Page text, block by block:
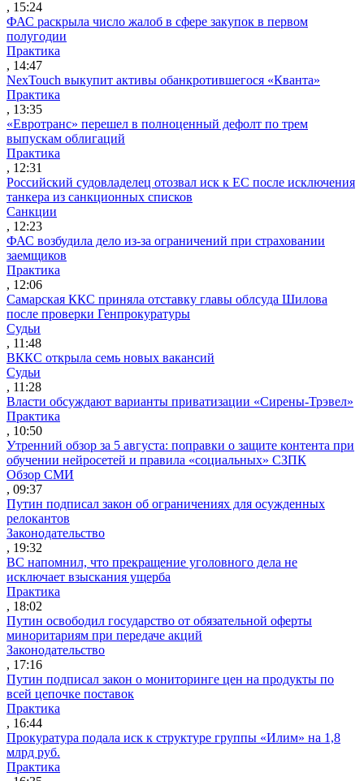
, 15:24
ФАС раскрыла число жалоб в сфере закупок в первом
полугодии
Практика
, 14:47
NexTouch выкупит активы обанкротившегося «Кванта»
Практика
, 13:35
«Евротранс» перешел в полноценный дефолт по трем
выпускам облигаций
Практика
, 12:31
Российский судовладелец отозвал иск к ЕС после исключения
танкера из санкционных списков
Санкции
, 12:23
ФАС возбудила дело из-за ограничений при страховании
заемщиков
Практика
, 12:06
Самарская ККС приняла отставку главы облсуда Шилова
после проверки Генпрокуратуры
Судьи
, 11:48
ВККС открыла семь новых вакансий
Судьи
, 11:28
Власти обсуждают варианты приватизации «Сирены-Трэвел»
Практика
, 10:50
Утренний обзор за 5 августа: поправки о защите контента при
обучении нейросетей и правила «социальных» СЗПК
Обзор СМИ
, 09:37
Путин подписал закон об ограничениях для осужденных
релокантов
Законодательство
, 19:32
ВС напомнил, что прекращение уголовного дела не
исключает взыскания ущерба
Практика
, 18:02
Путин освободил государство от обязательной оферты
миноритариям при передаче акций
Законодательство
, 17:16
Путин подписал закон о мониторинге цен на продукты по
всей цепочке поставок
Практика
, 16:44
Прокуратура подала иск к структуре группы «Илим» на 1,8
млрд руб.
Практика